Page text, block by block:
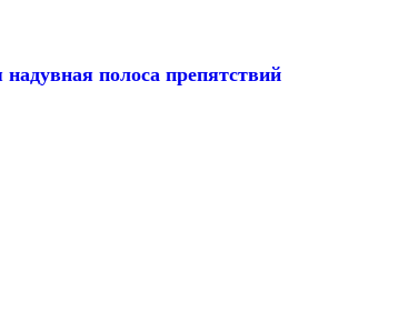
полоса препятствий